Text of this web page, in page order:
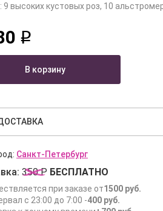
9 высоких кустовых роз, 10
q
В корзину
Санкт-Петербург
350 Р БЕСПЛАТНО
при заказе от1500 руб.
с 23:00 до 7:00 -400 руб.